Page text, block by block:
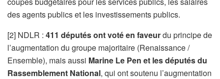
des agents publics et les investissements publics.
[2] NDLR : 411 députés ont voté en faveurdu principe de
l’augmentation du groupe majoritaire (Renaissance /
Ensemble), mais aussi Marine Le Pen et les députés du
Rassemblement National, qui ont soutenu l’augmentation